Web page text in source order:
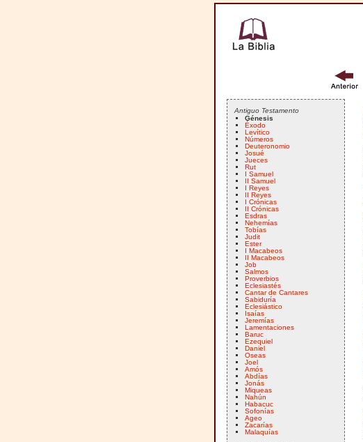
Antiguo Testamento
Génesis
Éxodo
Levítico
Números
Deuteronomio
Josué
Jueces
Rut
I Samuel
II Samuel
I Reyes
II Reyes
I Crónicas
II Crónicas
Esdras
Nehemías
Tobías
Judit
Ester
I Macabeos
II Macabeos
Job
Salmos
Proverbios
Eclesiastés
Cantar de Cantares
Sabiduría
Eclesiástico
Isaías
Jeremías
Lamentaciones
Baruc
Ezequiel
Daniel
Oseas
Joel
Amós
Abdías
Jonás
Miqueas
Nahún
Habacuc
Sofonías
Ageo
Zacarías
Malaquías